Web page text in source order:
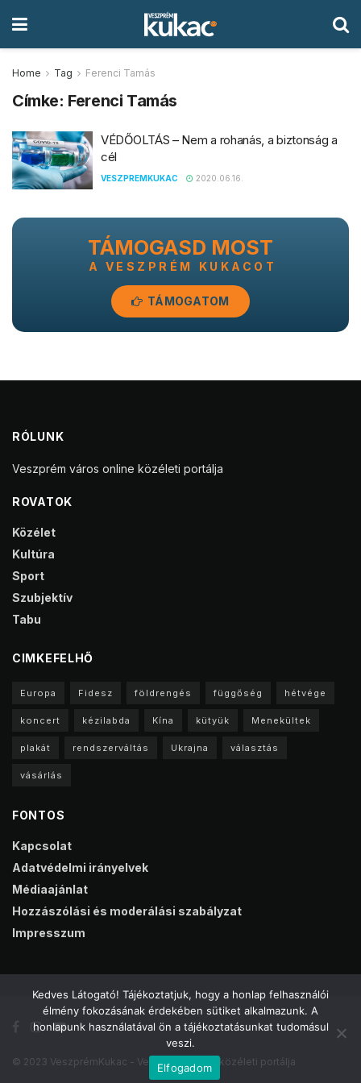
Home Tag Ferenci Tamás
Címke: Ferenci Tamás
VÉDŐOLTÁS – Nem a rohanás, a biztonság a
cél
VESZPREMKUKAC 2020.06.16.
TÁMOGASD MOST
A VESZPRÉM KUKACOT
TÁMOGATOM
RÓLUNK
Veszprém város online közéleti portálja
ROVATOK
Közélet
Kultúra
Sport
Szubjektív
Tabu
CIMKEFELHŐ
Europa Fidesz földrengés függőség hétvége
koncert kézilabda Kína kütyük Menekültek
plakát rendszerváltás Ukrajna választás
vásárlás
FONTOS
Kapcsolat
Adatvédelmi irányelvek
Médiaajánlat
Hozzászólási és moderálási szabályzat
Impresszum
© 2023 VeszprémKukac - Veszprém online közéleti portálja
Kedves Látogató! Tájékoztatjuk, hogy a honlap felhasználói
élmény fokozásának érdekében sütiket alkalmazunk. A
honlapunk használatával ön a tájékoztatásunkat tudomásul
veszi.
Elfogadom